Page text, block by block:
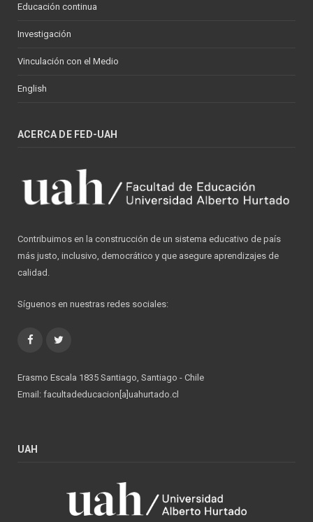
Educación continua
Investigación
Vinculación con el Medio
English
ACERCA DE FED-UAH
Contribuimos en la construcción de un sistema educativo de país
más justo, inclusivo, democrático y que asegure aprendizajes de
calidad.
Síguenos en nuestras redes sociales:
Facebook
Erasmo Escala 1835 Santiago, Santiago - Chile
Email: facultadeducacion[a]uahurtado.cl
UAH